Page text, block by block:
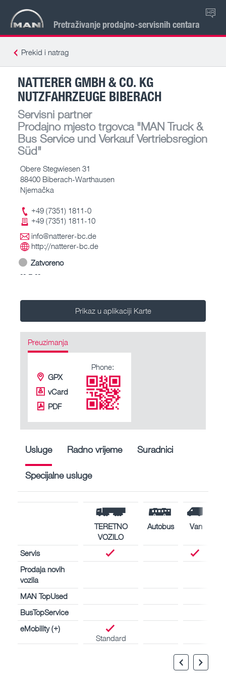
Pretraživanje prodajno-servisnih centara
HR
Prekid i natrag
NATTERER GMBH & CO. KG
NUTZFAHRZEUGE BIBERACH
Servisni partner
Prodajno mjesto trgovca"MAN Truck &
Bus Service und Verkauf Vertriebsregion
Süd"
Obere Stegwiesen 31
88400 Biberach-Warthausen
Njemačka
+49 (7351) 1811-0
+49 (7351) 1811-10
info@natterer-bc.de
http://natterer-bc.de
Zatvoreno
-- – --
Prikaz u aplikaciji Karte
Preuzimanja
GPX
vCard
PDF
Phone:
Usluge Radno vrijeme Suradnici
Specijalne usluge
TERETNO
VOZILO
Autobus Van
Servis
Prodaja novih
vozila
MAN TopUsed
BusTopService
eMobility (+)
Standard